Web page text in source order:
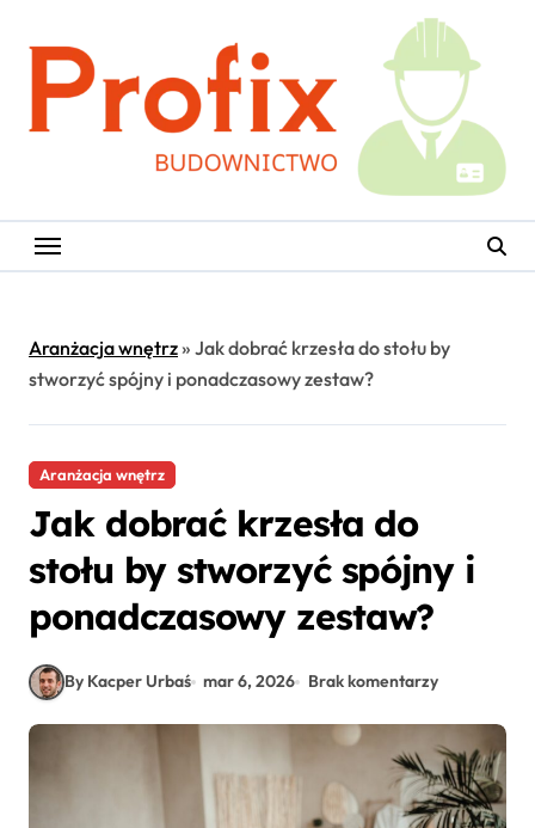
content
Aranżacja wnętrz» Jak dobrać krzesła do stołu by
stworzyć spójny i ponadczasowy zestaw?
Aranżacja wnętrz
Jak dobrać krzesła do
stołu by stworzyć spójny i
ponadczasowy zestaw?
By Kacper Urbaś mar 6, 2026 Brak komentarzy